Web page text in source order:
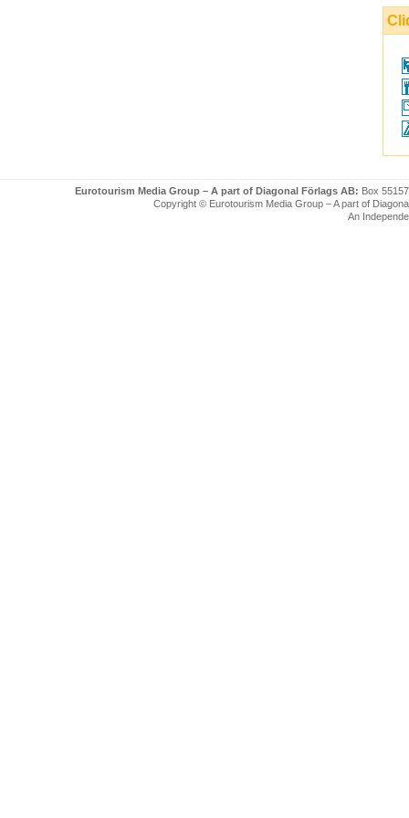
Eurotourism Media Group – A part of Diagonal Förlags AB: Box
Copyright © Eurotourism Media Group – A part of
An